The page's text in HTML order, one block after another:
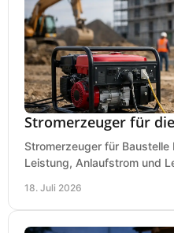
Stromerzeuger für
Stromerzeuger für Baustelle
Leistung, Anlaufstrom und
18. Juli 2026